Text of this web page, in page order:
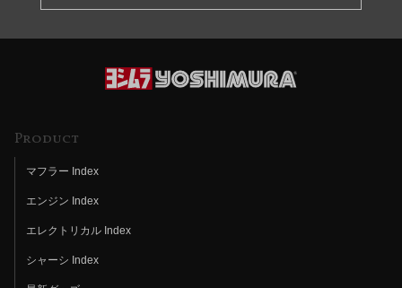
Product
マフラー Index
エンジン Index
エレクトリカル Index
シャーシ Index